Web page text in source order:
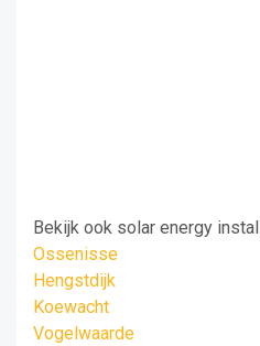
Bekijk ook solar energy
Ossenisse
Hengstdijk
Koewacht
Vogelwaarde